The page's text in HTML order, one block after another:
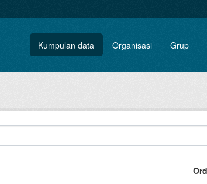
Kumpulan data Organisasi Grup